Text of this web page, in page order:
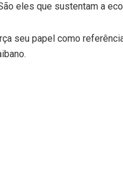
eles que sustentam a
seu papel como